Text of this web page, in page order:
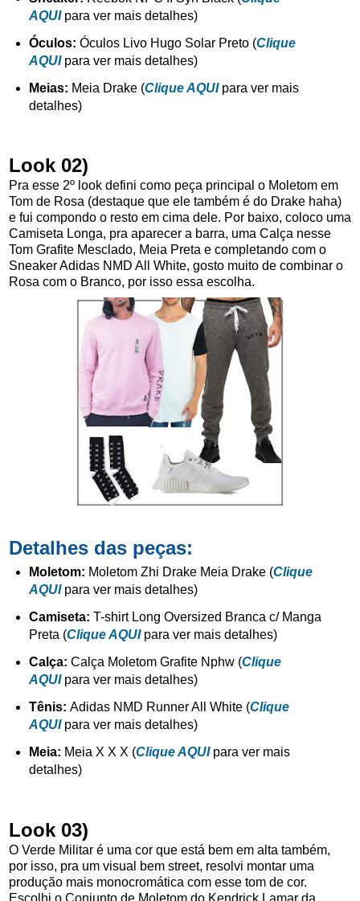
AQUIpara ver mais detalhes)
Óculos: Óculos Livo Hugo Solar Preto (Clique
AQUIpara ver mais detalhes)
Meias: Meia Drake (Clique AQUIpara ver mais
detalhes)
Look 02)
Pra esse 2º look defini como peça principal o Moletom em
Tom de Rosa (destaque que ele também é do Drake haha)
e fui compondo o resto em cima dele. Por baixo, coloco uma
Camiseta Longa, pra aparecer a barra, uma Calça nesse
Tom Grafite Mesclado, Meia Preta e completando com o
Sneaker Adidas NMD All White, gosto muito de combinar o
Rosa com o Branco, por isso essa escolha.
Detalhes das peças:
Moletom: Moletom Zhi Drake Meia Drake (Clique
AQUIpara ver mais detalhes)
Camiseta: T-shirt Long Oversized Branca c/ Manga
Preta (Clique AQUIpara ver mais detalhes)
Calça: Calça Moletom Grafite Nphw (Clique
AQUIpara ver mais detalhes)
Tênis: Adidas NMD Runner All White (Clique
AQUIpara ver mais detalhes)
Meia: Meia X X X (Clique AQUIpara ver mais
detalhes)
Look 03)
O Verde Militar é uma cor que está bem em alta também,
por isso, pra um visual bem street, resolvi montar uma
produção mais monocromática com esse tom de cor.
Escolhi o Conjunto de Moletom do Kendrick Lamar da